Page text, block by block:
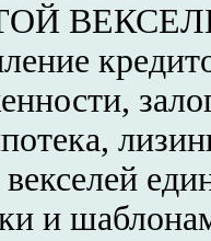
ВЕКСЕЛЬ
векселей
и